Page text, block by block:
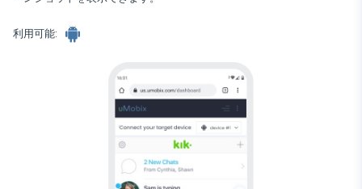
Google チャットトラッカー
利用可能: